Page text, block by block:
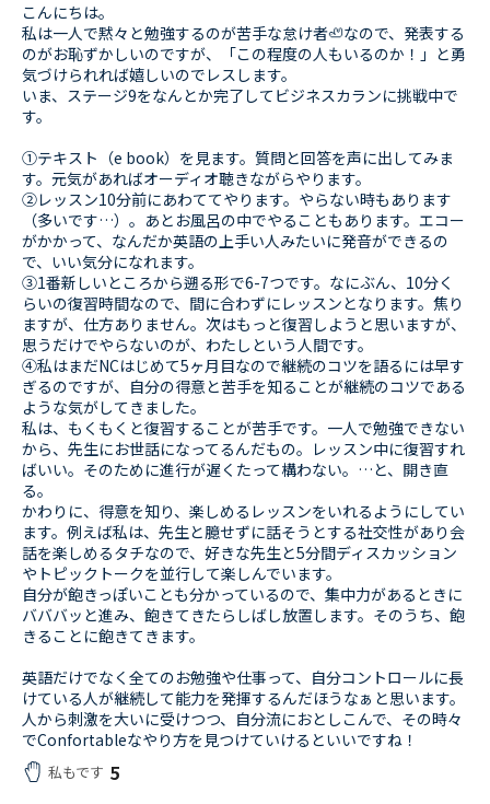
こんにちは。
私は一人で黙々と勉強するのが苦手な怠け者🦥なので、発表する
のがお恥ずかしいのですが、「この程度の人もいるのか！」と勇
気づけられれば嬉しいのでレスします。
いま、ステージ9をなんとか完了してビジネスカランに挑戦中で
す。
①テキスト（e book）を見ます。質問と回答を声に出してみま
す。元気があればオーディオ聴きながらやります。
②レッスン10分前にあわててやります。やらない時もあります
（多いです…）。あとお風呂の中でやることもあります。エコー
がかかって、なんだか英語の上手い人みたいに発音ができるの
で、いい気分になれます。
③1番新しいところから遡る形で6-7つです。なにぶん、10分く
らいの復習時間なので、間に合わずにレッスンとなります。焦り
ますが、仕方ありません。次はもっと復習しようと思いますが、
思うだけでやらないのが、わたしという人間です。
④私はまだNCはじめて5ヶ月目なので継続のコツを語るには早す
ぎるのですが、自分の得意と苦手を知ることが継続のコツである
ような気がしてきました。
私は、もくもくと復習することが苦手です。一人で勉強できない
から、先生にお世話になってるんだもの。レッスン中に復習すれ
ばいい。そのために進行が遅くたって構わない。…と、開き直
る。
かわりに、得意を知り、楽しめるレッスンをいれるようにしてい
ます。例えば私は、先生と臆せずに話そうとする社交性があり会
話を楽しめるタチなので、好きな先生と5分間ディスカッション
やトピックトークを並行して楽しんでいます。
自分が飽きっぽいことも分かっているので、集中力があるときに
バババッと進み、飽きてきたらしばし放置します。そのうち、飽
きることに飽きてきます。
英語だけでなく全てのお勉強や仕事って、自分コントロールに長
けている人が継続して能力を発揮するんだほうなぁと思います。
人から刺激を大いに受けつつ、自分流におとしこんで、その時々
でConfortableなやり方を見つけていけるといいですね！
私もです 5